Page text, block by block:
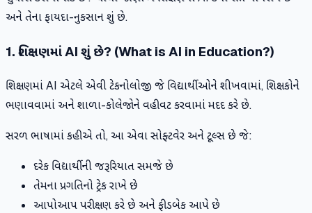
અને તેના ફાયદા-નુકસાન શું છે.
1. શિક્ષણમાં AI શું છે? (What is AI in Education?)
શિક્ષણમાં AI એટલે એવી ટેકનોલોજી જે વિદ્યાર્થીઓને શીખવામાં, શિક્ષકોને
ભણાવવામાં અને શાળા-કોલેજોને વહીવટ કરવામાં મદદ કરે છે.
સરળ ભાષામાં કહીએ તો, આ એવા સોફ્ટવેર અને ટૂલ્સ છે જે:
દરેક વિદ્યાર્થીની જરૂરિયાત સમજે છે
તેમના પ્રગતિનો ટ્રેક રાખે છે
આપોઆપ પરીક્ષણ કરે છે અને ફીડબેક આપે છે